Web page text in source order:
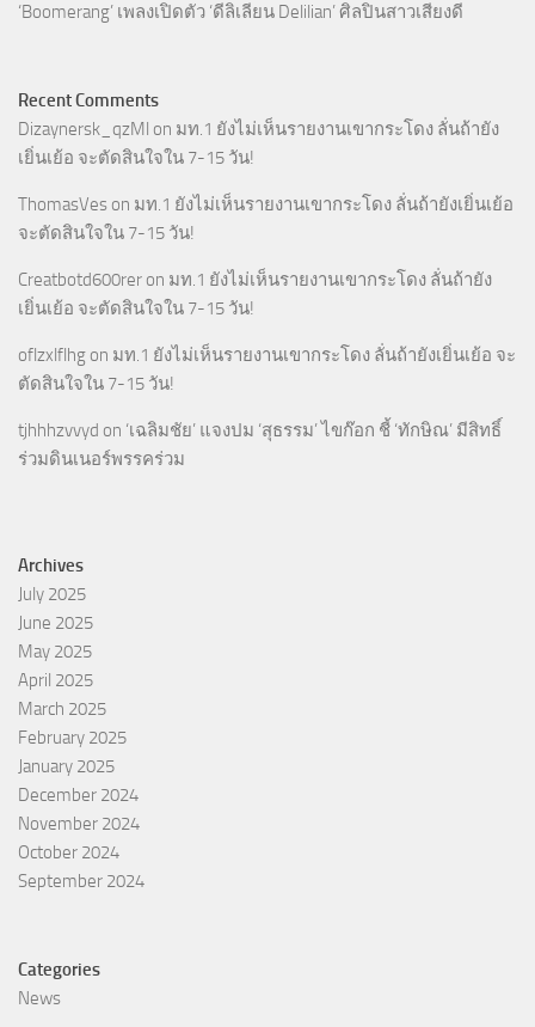
‘Boomerang’ เพลงเปิดตัว ‘ดีลิเลียน Delilian’ ศิลปินสาวเสียงดี
Recent Comments
Dizaynersk_qzMl on มท.1 ยังไม่เห็นรายงานเขากระโดง ลั่นถ้ายัง
เยิ่นเย้อ จะตัดสินใจใน 7-15 วัน!
ThomasVes on มท.1 ยังไม่เห็นรายงานเขากระโดง ลั่นถ้ายังเยิ่นเย้อ
จะตัดสินใจใน 7-15 วัน!
Creatbotd600rer on มท.1 ยังไม่เห็นรายงานเขากระโดง ลั่นถ้ายัง
เยิ่นเย้อ จะตัดสินใจใน 7-15 วัน!
oflzxlflhg on มท.1 ยังไม่เห็นรายงานเขากระโดง ลั่นถ้ายังเยิ่นเย้อ จะ
ตัดสินใจใน 7-15 วัน!
tjhhhzvvyd on ‘เฉลิมชัย’ แจงปม ‘สุธรรม’ ไขก๊อก ชี้ ‘ทักษิณ’ มีสิทธิ์
ร่วมดินเนอร์พรรคร่วม
Archives
July 2025
June 2025
May 2025
April 2025
March 2025
February 2025
January 2025
December 2024
November 2024
October 2024
September 2024
Categories
News